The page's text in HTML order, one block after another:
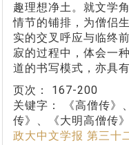
趣理想净土。就文学
情节的铺排，为僧侣
实的交叉呼应与临终
寂的过程中，体会一
道的书写模式，亦具
页次： 167-200
关键字：
《高僧传
传》、《大明高僧传
政大中文学报 第三十